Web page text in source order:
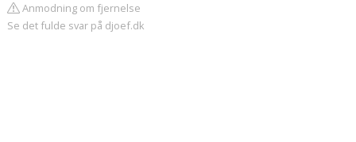
Anmodning om fjernelse
Se det fulde svar på djoef.dk